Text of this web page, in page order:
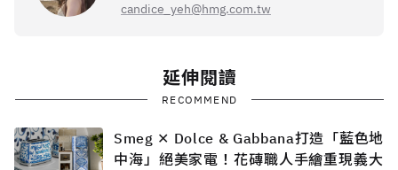
candice_yeh@hmg.com.tw
延伸閱讀
RECOMMEND
Smeg ✕ Dolce & Gabbana打造「藍色地
中海」絕美家電！花磚職人手繪重現義大